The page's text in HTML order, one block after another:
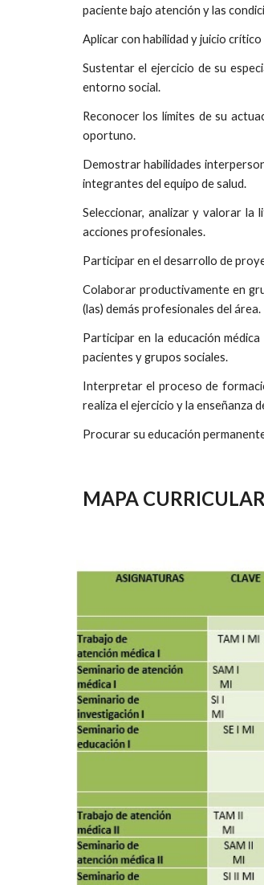
paciente bajo atención y las
Aplicar con habilidad y juicio
Sustentar el ejercicio de su
entorno social.
Reconocer los límites de su
oportuno.
Demostrar habilidades
integrantes del equipo de salud.
Seleccionar, analizar y valorar la
acciones profesionales.
Participar en el desarrollo de
Colaborar productivamente en
(las) demás profesionales del área.
Participar en la educación
pacientes y grupos sociales.
Interpretar el proceso de
realiza el ejercicio y la enseñanza
Procurar su educación
MAPA CURRICULAR